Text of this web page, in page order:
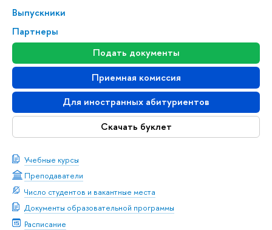
Выпускники
Партнеры
Подать документы
Приемная комиссия
Для иностранных абитуриентов
Скачать буклет
Учебные курсы
Преподаватели
Число студентов и вакантные места
Документы образовательной программы
Расписание